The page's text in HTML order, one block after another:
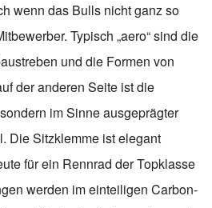
wenn das Bulls nicht ganz so
Typisch „aero“ sind die
und die Formen von
der anderen Seite ist die
im Sinne ausgeprägter
Die Sitzklemme ist elegant
für ein Rennrad der Topklasse
werden im einteiligen Carbon-